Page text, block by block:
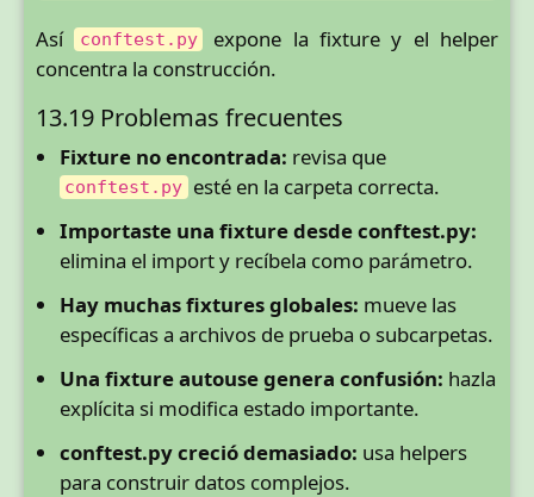
Así conftest.py
expone la fixture y el helper
concentra la construcción.
13.19 Problemas frecuentes
Fixture no encontrada: revisa que
conftest.py esté en la carpeta correcta.
Importaste una fixture desde conftest.py:
elimina el import y recíbela como parámetro.
Hay muchas fixtures globales: mueve las
específicas a archivos de prueba o subcarpetas.
Una fixture autouse genera confusión: hazla
explícita si modifica estado importante.
conftest.py creció demasiado: usa helpers
para construir datos complejos.